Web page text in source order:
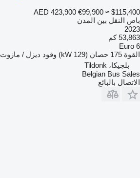
AED 423,900 €99,900 ≈ $115,400
باص النقل بين المدن
2023
53,863 كم
Euro 6
القوة 175 حصان (129 kW) وقود ديزل / مازوت
بلجيكا، Tildonk
Belgian Bus Sales
الاتصال بالبائع